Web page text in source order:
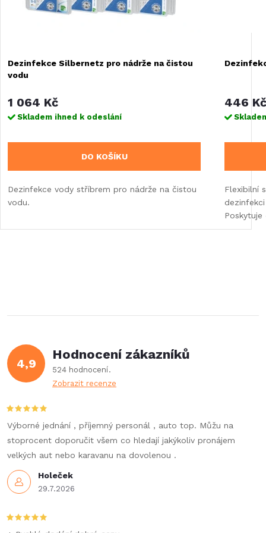
Dezinfekce Silbernetz pro nádrže na čistou
vodu
1 064 Kč
Skladem ihned k odeslání
DO KOŠÍKU
Dezinfekce vody stříbrem pro nádrže na čistou
vodu.
446 Kč
Flexibilní
Poskytuje
4,9
Hodnocení zákazníků
524 hodnocení
Zobrazit recenze
Holeček
29.7.2026
Výborné jednání , příjemný personál , auto top. Můžu na
stoprocent doporučit všem co hledají jakýkoliv pronájem
velkých aut nebo karavanu na dovolenou .